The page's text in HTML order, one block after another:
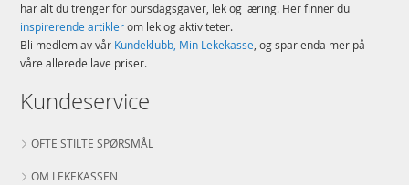
har alt du trenger for bursdagsgaver, lek og læring. Her finner du
inspirerende artiklerom lek og aktiviteter.
Bli medlem av vår Kundeklubb, Min Lekekasse, og spar enda mer på
våre allerede lave priser.
Kundeservice
OFTE STILTE SPØRSMÅL
OM LEKEKASSEN